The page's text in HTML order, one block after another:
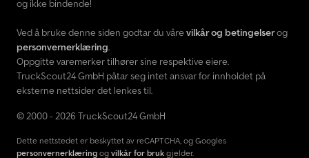
og ikke bindende!
Ved å bruke denne siden godtar du våre vilkår og betingelserog
personvernerklæring.
Oppgitte varemerker tilhører sine respektive eiere.
TruckScout24 GmbH påtar seg intet ansvar for innholdet på
eksterne nettsider det lenkes til.
© 2000 - 2026 TruckScout24 GmbH
Dette nettstedet er beskyttet av reCAPTCHA, og Googles
personvernerklæring og vilkår for bruk gjelder.